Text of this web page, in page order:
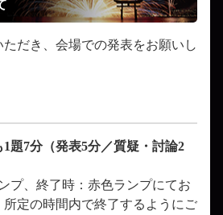
だき、会場での発表をお願いし
7分（発表5分／質疑・討論2
プ、終了時：赤色ランプにてお
定の時間内で終了するようにご